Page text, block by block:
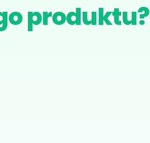
produktu?